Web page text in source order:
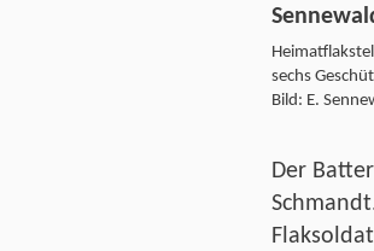
sechs
Bild: E.
Der